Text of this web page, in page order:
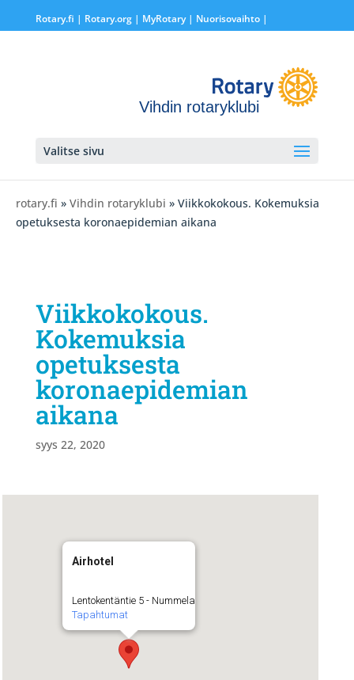
Rotary.fi | Rotary.org| MyRotary | Nuorisovaihto|
Vihdin rotaryklubi
Valitse sivu
rotary.fi » Vihdin rotaryklubi » Viikkokokous. Kokemuksia
opetuksesta koronaepidemian aikana
Viikkokokous.
Kokemuksia
opetuksesta
koronaepidemian
aikana
syys 22, 2020
Airhotel
Lentokentäntie 5 - Nummela
Tapahtumat